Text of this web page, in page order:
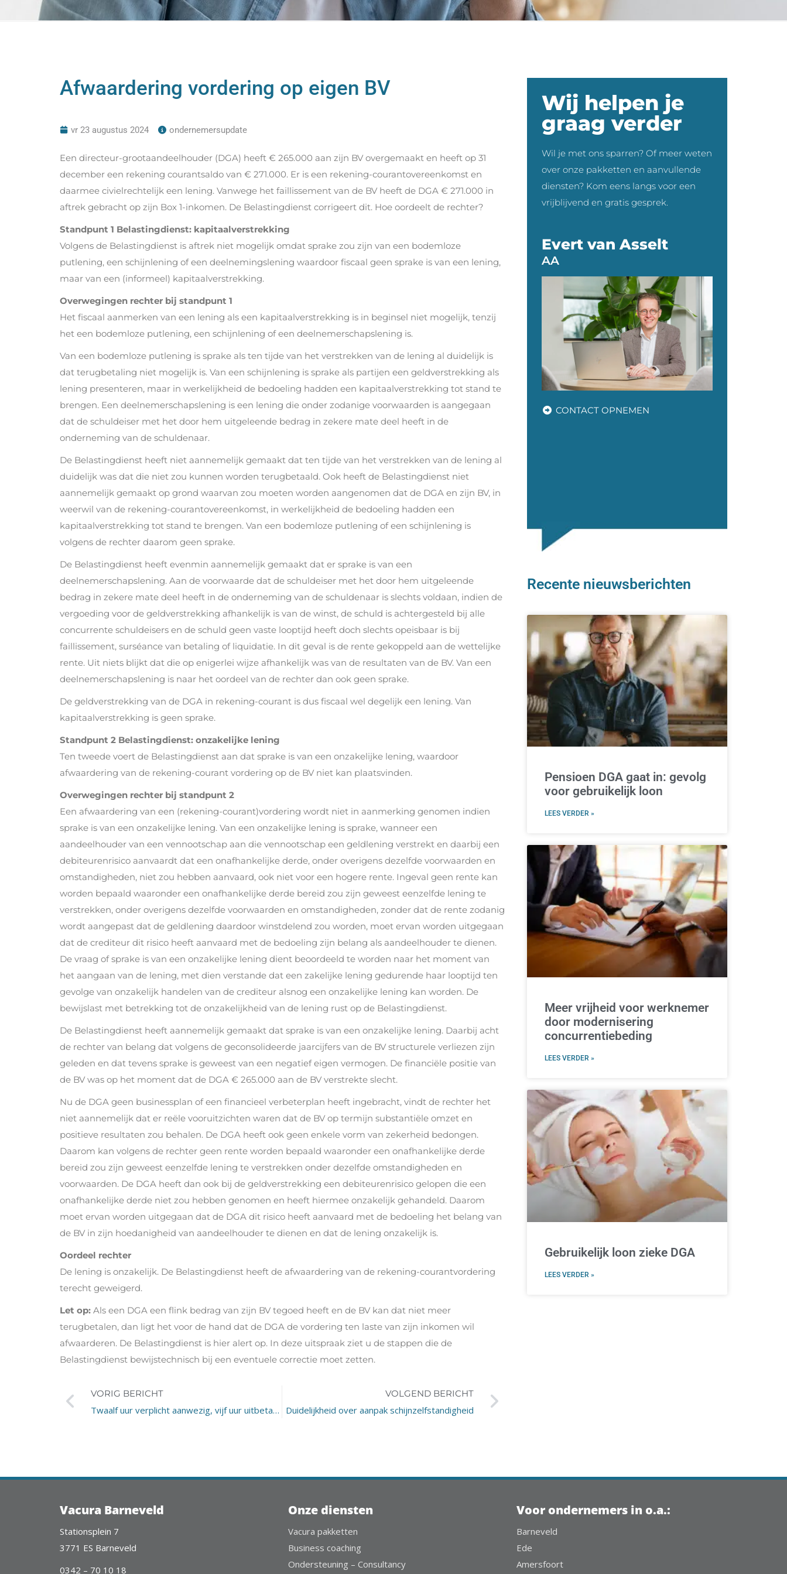
Afwaardering vordering op eigen BV
vr 23 augustus 2024 ondernemersupdate
Een directeur-grootaandeelhouder (DGA) heeft € 265.000 aan zijn BV overgemaakt en heeft op 31
december een rekening courantsaldo van € 271.000. Er is een rekening-courantovereenkomst en
daarmee civielrechtelijk een lening. Vanwege het faillissement van de BV heeft de DGA € 271.000 in
aftrek gebracht op zijn Box 1-inkomen. De Belastingdienst corrigeert dit. Hoe oordeelt de rechter?
Standpunt 1 Belastingdienst: kapitaalverstrekking
Volgens de Belastingdienst is aftrek niet mogelijk omdat sprake zou zijn van een bodemloze
putlening, een schijnlening of een deelnemingslening waardoor fiscaal geen sprake is van een lening,
maar van een (informeel) kapitaalverstrekking.
Overwegingen rechter bij standpunt 1
Het fiscaal aanmerken van een lening als een kapitaalverstrekking is in beginsel niet mogelijk, tenzij
het een bodemloze putlening, een schijnlening of een deelnemerschapslening is.
Van een bodemloze putlening is sprake als ten tijde van het verstrekken van de lening al duidelijk is
dat terugbetaling niet mogelijk is. Van een schijnlening is sprake als partijen een geldverstrekking als
lening presenteren, maar in werkelijkheid de bedoeling hadden een kapitaalverstrekking tot stand te
brengen. Een deelnemerschapslening is een lening die onder zodanige voorwaarden is aangegaan
dat de schuldeiser met het door hem uitgeleende bedrag in zekere mate deel heeft in de
onderneming van de schuldenaar.
De Belastingdienst heeft niet aannemelijk gemaakt dat ten tijde van het verstrekken van de lening al
duidelijk was dat die niet zou kunnen worden terugbetaald. Ook heeft de Belastingdienst niet
aannemelijk gemaakt op grond waarvan zou moeten worden aangenomen dat de DGA en zijn BV, in
weerwil van de rekening-courantovereenkomst, in werkelijkheid de bedoeling hadden een
kapitaalverstrekking tot stand te brengen. Van een bodemloze putlening of een schijnlening is
volgens de rechter daarom geen sprake.
De Belastingdienst heeft evenmin aannemelijk gemaakt dat er sprake is van een
deelnemerschapslening. Aan de voorwaarde dat de schuldeiser met het door hem uitgeleende
bedrag in zekere mate deel heeft in de onderneming van de schuldenaar is slechts voldaan, indien de
vergoeding voor de geldverstrekking afhankelijk is van de winst, de schuld is achtergesteld bij alle
concurrente schuldeisers en de schuld geen vaste looptijd heeft doch slechts opeisbaar is bij
faillissement, surséance van betaling of liquidatie. In dit geval is de rente gekoppeld aan de wettelijke
rente. Uit niets blijkt dat die op enigerlei wijze afhankelijk was van de resultaten van de BV. Van een
deelnemerschapslening is naar het oordeel van de rechter dan ook geen sprake.
De geldverstrekking van de DGA in rekening-courant is dus fiscaal wel degelijk een lening. Van
kapitaalverstrekking is geen sprake.
Standpunt 2 Belastingdienst: onzakelijke lening
Ten tweede voert de Belastingdienst aan dat sprake is van een onzakelijke lening, waardoor
afwaardering van de rekening-courant vordering op de BV niet kan plaatsvinden.
Overwegingen rechter bij standpunt 2
Een afwaardering van een (rekening-courant)vordering wordt niet in aanmerking genomen indien
sprake is van een onzakelijke lening. Van een onzakelijke lening is sprake, wanneer een
aandeelhouder van een vennootschap aan die vennootschap een geldlening verstrekt en daarbij een
debiteurenrisico aanvaardt dat een onafhankelijke derde, onder overigens dezelfde voorwaarden en
omstandigheden, niet zou hebben aanvaard, ook niet voor een hogere rente. Ingeval geen rente kan
worden bepaald waaronder een onafhankelijke derde bereid zou zijn geweest eenzelfde lening te
verstrekken, onder overigens dezelfde voorwaarden en omstandigheden, zonder dat de rente zodanig
wordt aangepast dat de geldlening daardoor winstdelend zou worden, moet ervan worden uitgegaan
dat de crediteur dit risico heeft aanvaard met de bedoeling zijn belang als aandeelhouder te dienen.
De vraag of sprake is van een onzakelijke lening dient beoordeeld te worden naar het moment van
het aangaan van de lening, met dien verstande dat een zakelijke lening gedurende haar looptijd ten
gevolge van onzakelijk handelen van de crediteur alsnog een onzakelijke lening kan worden. De
bewijslast met betrekking tot de onzakelijkheid van de lening rust op de Belastingdienst.
De Belastingdienst heeft aannemelijk gemaakt dat sprake is van een onzakelijke lening. Daarbij acht
de rechter van belang dat volgens de geconsolideerde jaarcijfers van de BV structurele verliezen zijn
geleden en dat tevens sprake is geweest van een negatief eigen vermogen. De financiële positie van
de BV was op het moment dat de DGA € 265.000 aan de BV verstrekte slecht.
Nu de DGA geen businessplan of een financieel verbeterplan heeft ingebracht, vindt de rechter het
niet aannemelijk dat er reële vooruitzichten waren dat de BV op termijn substantiële omzet en
positieve resultaten zou behalen. De DGA heeft ook geen enkele vorm van zekerheid bedongen.
Daarom kan volgens de rechter geen rente worden bepaald waaronder een onafhankelijke derde
bereid zou zijn geweest eenzelfde lening te verstrekken onder dezelfde omstandigheden en
voorwaarden. De DGA heeft dan ook bij de geldverstrekking een debiteurenrisico gelopen die een
onafhankelijke derde niet zou hebben genomen en heeft hiermee onzakelijk gehandeld. Daarom
moet ervan worden uitgegaan dat de DGA dit risico heeft aanvaard met de bedoeling het belang van
de BV in zijn hoedanigheid van aandeelhouder te dienen en dat de lening onzakelijk is.
Oordeel rechter
De lening is onzakelijk. De Belastingdienst heeft de afwaardering van de rekening-courantvordering
terecht geweigerd.
Let op: Als een DGA een flink bedrag van zijn BV tegoed heeft en de BV kan dat niet meer
terugbetalen, dan ligt het voor de hand dat de DGA de vordering ten laste van zijn inkomen wil
afwaarderen. De Belastingdienst is hier alert op. In deze uitspraak ziet u de stappen die de
Belastingdienst bewijstechnisch bij een eventuele correctie moet zetten.
VORIG BERICHT
Twaalf uur verplicht aanwezig, vijf uur uitbetaald?
VOLGEND BERICHT
Duidelijkheid over aanpak schijnzelfstandigheid
Wij helpen je
graag verder
Wil je met ons sparren? Of meer weten
over onze pakketten en aanvullende
diensten? Kom eens langs voor een
vrijblijvend en gratis gesprek.
Evert van Asselt
AA
CONTACT OPNEMEN
Recente nieuwsberichten
Pensioen DGA gaat in: gevolg
voor gebruikelijk loon
LEES VERDER »
Meer vrijheid voor werknemer
door modernisering
concurrentiebeding
LEES VERDER »
Gebruikelijk loon zieke DGA
LEES VERDER »
Vacura Barneveld
Stationsplein 7
3771 ES Barneveld
0342 – 70 10 18
Onze diensten
Vacura pakketten
Business coaching
Ondersteuning – Consultancy
Voor ondernemers in o.a.:
Barneveld
Ede
Amersfoort